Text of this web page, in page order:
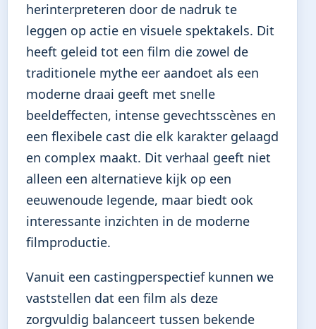
herinterpreteren door de nadruk te
leggen op actie en visuele spektakels. Dit
heeft geleid tot een film die zowel de
traditionele mythe eer aandoet als een
moderne draai geeft met snelle
beeldeffecten, intense gevechtsscènes en
een flexibele cast die elk karakter gelaagd
en complex maakt. Dit verhaal geeft niet
alleen een alternatieve kijk op een
eeuwenoude legende, maar biedt ook
interessante inzichten in de moderne
filmproductie.
Vanuit een castingperspectief kunnen we
vaststellen dat een film als deze
zorgvuldig balanceert tussen bekende